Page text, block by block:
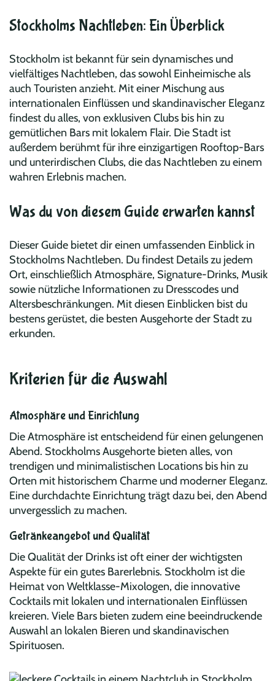
Stockholms Nachtleben: Ein Überblick
Stockholm ist bekannt für sein dynamisches und
vielfältiges Nachtleben, das sowohl Einheimische als
auch Touristen anzieht. Mit einer Mischung aus
internationalen Einflüssen und skandinavischer Eleganz
findest du alles, von exklusiven Clubs bis hin zu
gemütlichen Bars mit lokalem Flair. Die Stadt ist
außerdem berühmt für ihre einzigartigen Rooftop-Bars
und unterirdischen Clubs, die das Nachtleben zu einem
wahren Erlebnis machen.
Was du von diesem Guide erwarten kannst
Dieser Guide bietet dir einen umfassenden Einblick in
Stockholms Nachtleben. Du findest Details zu jedem
Ort, einschließlich Atmosphäre, Signature-Drinks, Musik
sowie nützliche Informationen zu Dresscodes und
Altersbeschränkungen. Mit diesen Einblicken bist du
bestens gerüstet, die besten Ausgehorte der Stadt zu
erkunden.
Kriterien für die Auswahl
Atmosphäre und Einrichtung
Die Atmosphäre ist entscheidend für einen gelungenen
Abend. Stockholms Ausgehorte bieten alles, von
trendigen und minimalistischen Locations bis hin zu
Orten mit historischem Charme und moderner Eleganz.
Eine durchdachte Einrichtung trägt dazu bei, den Abend
unvergesslich zu machen.
Getränkeangebot und Qualität
Die Qualität der Drinks ist oft einer der wichtigsten
Aspekte für ein gutes Barerlebnis. Stockholm ist die
Heimat von Weltklasse-Mixologen, die innovative
Cocktails mit lokalen und internationalen Einflüssen
kreieren. Viele Bars bieten zudem eine beeindruckende
Auswahl an lokalen Bieren und skandinavischen
Spirituosen.